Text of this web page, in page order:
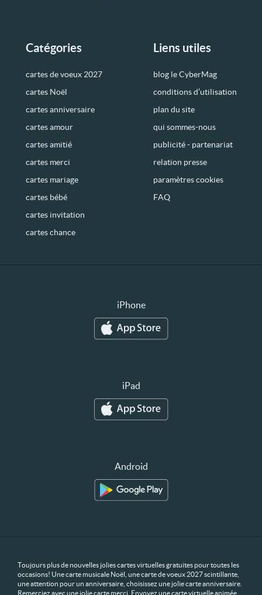
Catégories
cartes de voeux 2027
cartes Noël
cartes anniversaire
cartes amour
cartes amitié
cartes merci
cartes mariage
cartes bébé
cartes invitation
cartes chance
Liens utiles
blog le CyberMag
conditions d’utilisation
plan du site
qui sommes-nous
publicité - partenariat
relation presse
paramètres cookies
FAQ
iPhone
iPad
Android
Toujours plus de nouvelles jolies cartes virtuelles gratuites pour toutes les
occasions! Une carte musicale Noël, une carte de voeux 2027 scintillante,
une attention pour un anniversaire, choisissez une jolie carte anniversaire.
Remerciez avec une jolie carte merci. Envoyez une carte virtuelle animée,